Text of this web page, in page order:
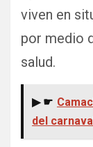
viven en
por medio
salud.
▶ ☛
del